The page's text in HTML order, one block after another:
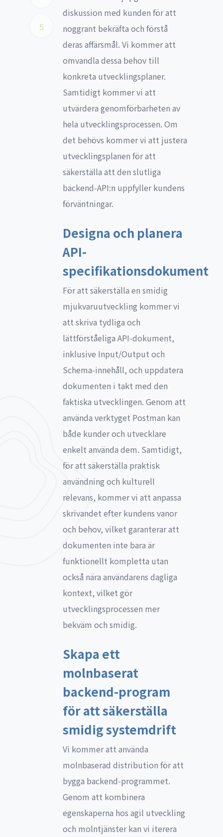
5
diskussion med kunden för att
noggrant bekräfta och förstå
deras affärsmål. Vi kommer att
omvandla dessa behov till
konkreta utvecklingsplaner.
Samtidigt kommer vi att
utvärdera genomförbarheten av
hela utvecklingsprocessen. Om
det behövs kommer vi att justera
utvecklingsplanen för att
säkerställa att den slutliga
backend-API:n uppfyller kundens
förväntningar.
Designa och planera
API-
specifikationsdokument
För att säkerställa en smidig
mjukvaruutveckling kommer vi
att skriva tydliga och
lättförståeliga API-dokument,
inklusive Input/Output och
Schema-innehåll, och uppdatera
dokumenten i takt med den
faktiska utvecklingen. Genom att
använda verktyget Postman kan
både kunder och utvecklare
enkelt använda dem. Samtidigt,
för att säkerställa praktisk
användning och kulturell
relevans, kommer vi att anpassa
skrivandet efter kundens vanor
och behov, vilket garanterar att
dokumenten inte bara är
funktionellt kompletta utan
också nära användarens dagliga
kontext, vilket gör
utvecklingsprocessen mer
bekväm och smidig.
Skapa ett
molnbaserat
backend-program
för att säkerställa
smidig systemdrift
Vi kommer att använda
molnbaserad distribution för att
bygga backend-programmet.
Genom att kombinera
egenskaperna hos agil utveckling
och molntjänster kan vi iterera